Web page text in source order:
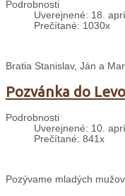
Podrobnosti
Uverejnené: 18.
Prečítané: 1030x
Bratia Stanislav, Ján a
Pozvánka do
Podrobnosti
Uverejnené: 10.
Prečítané: 841x
Pozývame mladých